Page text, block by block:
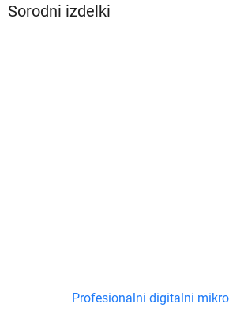
Sorodni izdelki
Profesionalni digitalni